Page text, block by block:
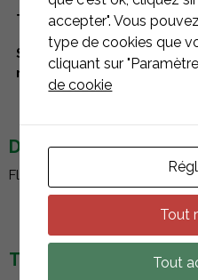
Type de toiture toitures
Systèmes de
montage
Flat Fix
DESCRIPTION
FlatFix Fusion - Déflecteur
TÉLÉCHARGEMENTS
accepter". Vous
type de cookies que
cliquant sur
de cookie
Tout
Tout